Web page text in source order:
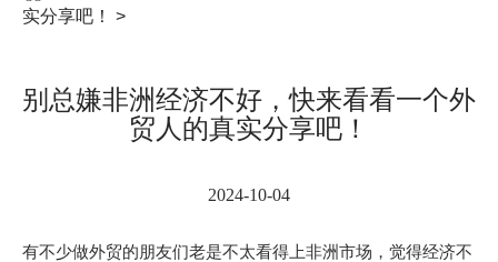
实分享吧！ >
别总嫌非洲经济不好，快来看看一个外
贸人的真实分享吧！
2024-10-04
有不少做外贸的朋友们老是不太看得上非洲市场，觉得经济不